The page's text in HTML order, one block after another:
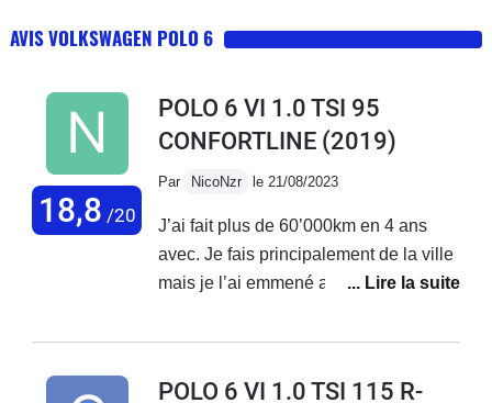
AVIS VOLKSWAGEN POLO 6
18,8 /20
POLO 6 VI 1.0 TSI 95
CONFORTLINE (2019)
Par NicoNzr le 21/08/2023
J’ai fait plus de 60’000km en 4 ans
avec. Je fais principalement de la ville
mais je l’ai emmené avec moi du Nord
Annecy, Lyon, les Pyrénées en faisant
toujours bien passé.Les seuls frais
POLO 6 VI 1.0 TSI 115 R-